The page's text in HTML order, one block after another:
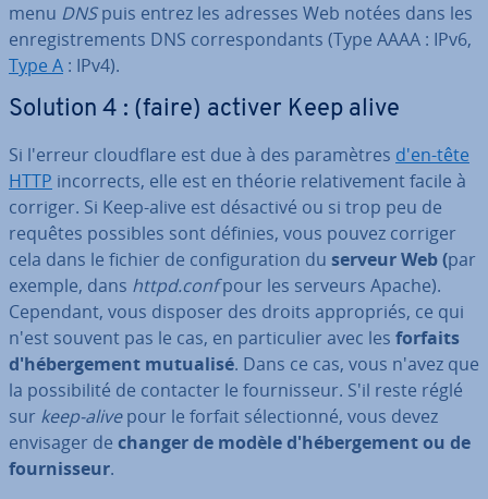
menu DNSpuis entrez les adresses Web notées dans les
en­re­gis­tre­ments DNS cor­res­pon­dants (Type AAAA : IPv6,
Type A : IPv4).
Solution 4 : (faire) activer Keep alive
Si l'erreur cloud­flare est due à des pa­ra­mètres d'en-tête
HTTP in­cor­rects, elle est en théorie re­la­ti­ve­ment facile à
corriger. Si Keep-alive est désactivé ou si trop peu de
requêtes possibles sont définies, vous pouvez corriger
cela dans le fichier de con­fi­gu­ra­tion du serveur Web (par
exemple, dans httpd.confpour les serveurs Apache).
Cependant, vous disposer des droits ap­pro­priés, ce qui
n'est souvent pas le cas, en par­ti­cu­lier avec les forfaits
d'hé­ber­ge­ment mutualisé. Dans ce cas, vous n'avez que
la pos­si­bi­lité de contacter le four­nis­seur. S'il reste réglé
sur keep-alivepour le forfait sé­lec­tionné, vous devez
envisager de changer de modèle d'hé­ber­ge­ment ou de
four­nis­seur.